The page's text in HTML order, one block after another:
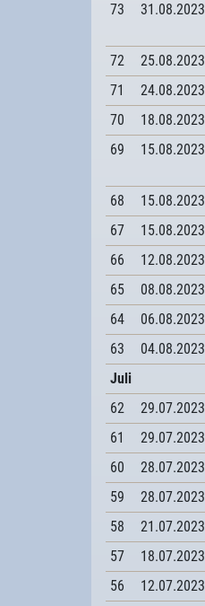
73
31.08.2023
72 25.08.2023
71
24.08.2023
70
18.08.2023
69
15.08.2023
68 15.08.2023
67
15.08.2023
66
12.08.2023
65
08.08.2023
64
06.08.2023
63
04.08.2023
Juli
62
29.07.2023
61
29.07.2023
60
28.07.2023
59
28.07.2023
58
21.07.2023
57
18.07.2023
56
12.07.2023